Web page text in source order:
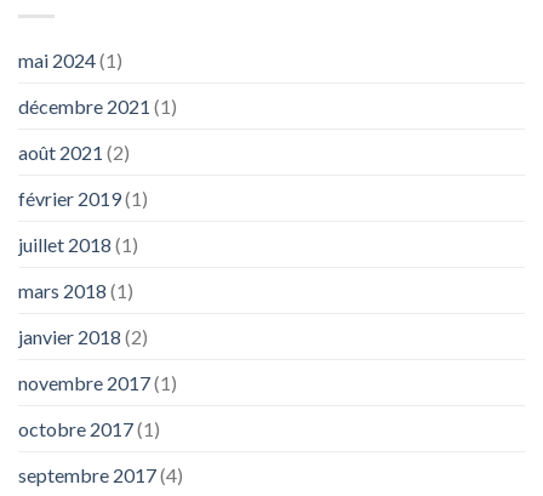
mai 2024(1)
décembre 2021 (1)
août 2021 (2)
février 2019(1)
juillet 2018 (1)
mars 2018 (1)
janvier 2018 (2)
novembre 2017(1)
octobre 2017(1)
septembre 2017(4)